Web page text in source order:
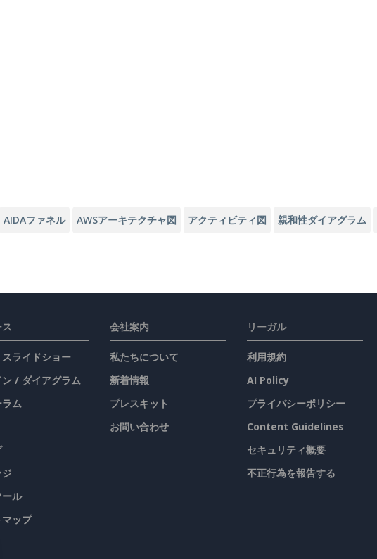
AIDAファネル AWSアーキテクチャ図 アクティビティ図 親和性ダイアグラム
ライドショー
ン / ダイアグラム
ム
ル
ップ
会社案内
私たちについて
新着情報
プレスキット
お問い合わせ
リーガル
利用規約
AI Policy
プライバシーポリシー
Content Guidelines
セキュリティ概要
不正行為を報告する